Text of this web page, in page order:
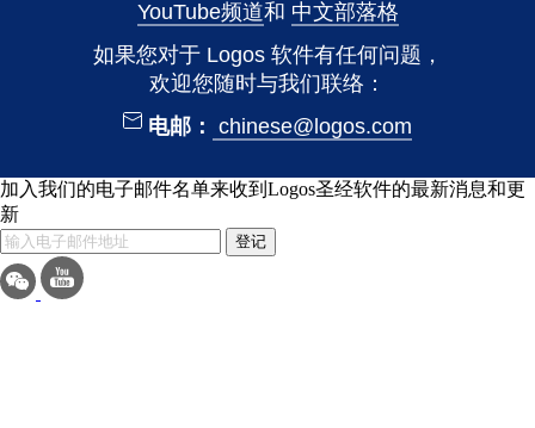
YouTube频道和 中文部落格
如果您对于 Logos 软件有任何问题，
欢迎您随时与我们联络：
电邮： chinese@logos.com
加入我们的电子邮件名单来收到Logos圣经软件的最新消息和更
新
登记